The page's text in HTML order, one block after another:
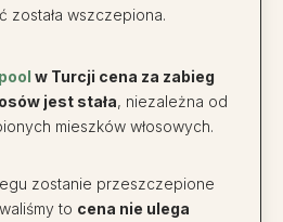
została wszczepiona.
w Turcji cena za zabieg
jest stała, niezależna od
mieszków włosowych.
zostanie przeszczepione
to cena nie ulega